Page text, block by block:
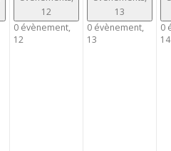
12
0 évènement,
12
13
0 évènement,
13
0
14